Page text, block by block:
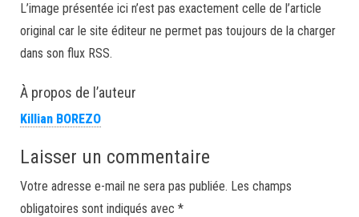
L’image présentée ici n’est pas exactement celle de l’article
original car le site éditeur ne permet pas toujours de la charger
dans son flux RSS.
À propos de l’auteur
Killian BOREZO
Laisser un commentaire
Votre adresse e-mail ne sera pas publiée. Les champs
obligatoires sont indiqués avec *